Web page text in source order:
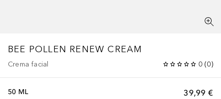
BEE POLLEN RENEW CREAM
Crema facial 0 (0)
39,99 €
50 ML